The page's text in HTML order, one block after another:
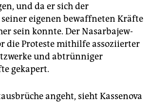
und da er sich der
eigenen bewaffneten Kräfte
sein konnte. Der Nasarbajew-
die Proteste mithilfe assoziierter
und abtrünniger
gekapert.
angeht, sieht Kassenova